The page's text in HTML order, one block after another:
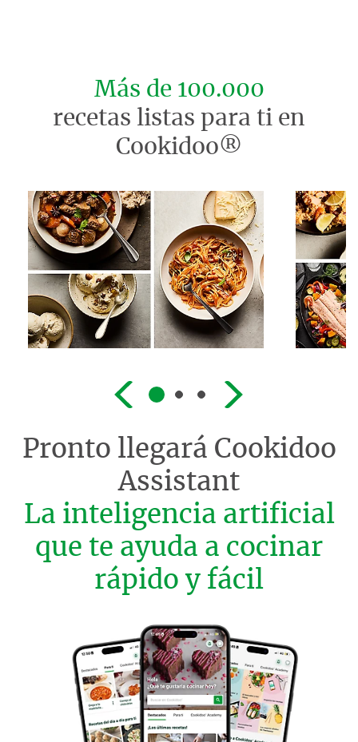
Más de 100.000
recetas listas para ti en
Cookidoo®
Pronto llegará Cookidoo
Assistant
La inteligencia artificial
que te ayuda a cocinar
rápido y fácil